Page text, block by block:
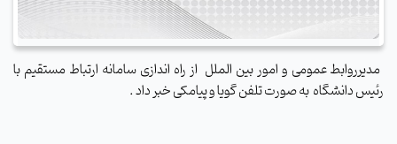
مدیرروابط عمومی و امور بین الملل از راه اندازی سامانه ارتباط مستقیم با
رئیس دانشگاه به صورت تلفن گویا و پیامکی خبر داد .